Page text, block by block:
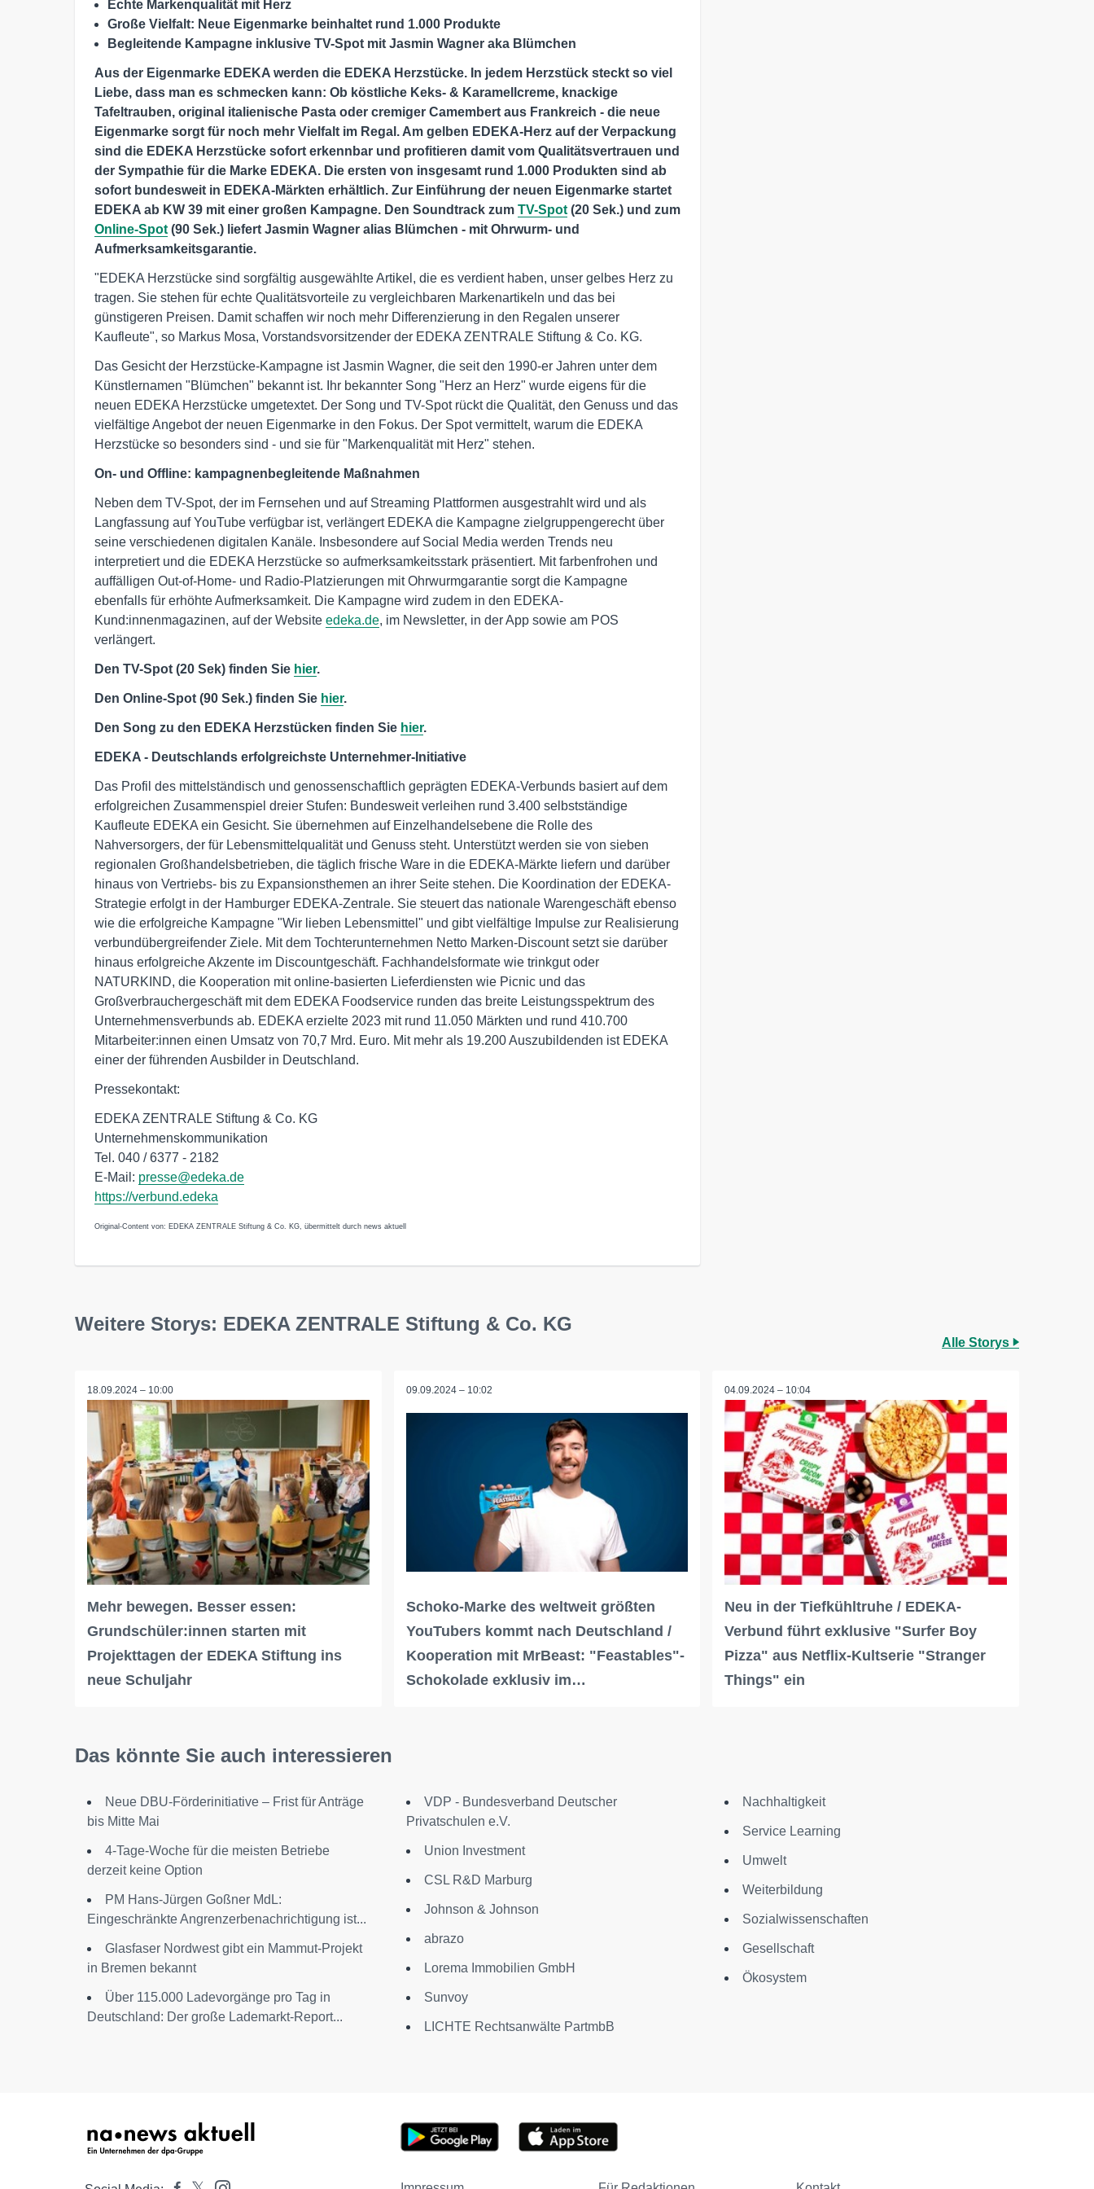
Echte Markenqualität mit Herz
Große Vielfalt: Neue Eigenmarke beinhaltet rund 1.000 Produkte
Begleitende Kampagne inklusive TV-Spot mit Jasmin Wagner aka Blümchen
Aus der Eigenmarke EDEKA werden die EDEKA Herzstücke. In jedem Herzstück steckt so viel
Liebe, dass man es schmecken kann: Ob köstliche Keks- & Karamellcreme, knackige
Tafeltrauben, original italienische Pasta oder cremiger Camembert aus Frankreich - die neue
Eigenmarke sorgt für noch mehr Vielfalt im Regal. Am gelben EDEKA-Herz auf der Verpackung
sind die EDEKA Herzstücke sofort erkennbar und profitieren damit vom Qualitätsvertrauen und
der Sympathie für die Marke EDEKA. Die ersten von insgesamt rund 1.000 Produkten sind ab
sofort bundesweit in EDEKA-Märkten erhältlich. Zur Einführung der neuen Eigenmarke startet
EDEKA ab KW 39 mit einer großen Kampagne. Den Soundtrack zum TV-Spot (20 Sek.) und zum
Online-Spot (90 Sek.) liefert Jasmin Wagner alias Blümchen - mit Ohrwurm- und
Aufmerksamkeitsgarantie.
"EDEKA Herzstücke sind sorgfältig ausgewählte Artikel, die es verdient haben, unser gelbes Herz zu
tragen. Sie stehen für echte Qualitätsvorteile zu vergleichbaren Markenartikeln und das bei
günstigeren Preisen. Damit schaffen wir noch mehr Differenzierung in den Regalen unserer
Kaufleute", so Markus Mosa, Vorstandsvorsitzender der EDEKA ZENTRALE Stiftung & Co. KG.
Das Gesicht der Herzstücke-Kampagne ist Jasmin Wagner, die seit den 1990-er Jahren unter dem
Künstlernamen "Blümchen" bekannt ist. Ihr bekannter Song "Herz an Herz" wurde eigens für die
neuen EDEKA Herzstücke umgetextet. Der Song und TV-Spot rückt die Qualität, den Genuss und das
vielfältige Angebot der neuen Eigenmarke in den Fokus. Der Spot vermittelt, warum die EDEKA
Herzstücke so besonders sind - und sie für "Markenqualität mit Herz" stehen.
On- und Offline: kampagnenbegleitende Maßnahmen
Neben dem TV-Spot, der im Fernsehen und auf Streaming Plattformen ausgestrahlt wird und als
Langfassung auf YouTube verfügbar ist, verlängert EDEKA die Kampagne zielgruppengerecht über
seine verschiedenen digitalen Kanäle. Insbesondere auf Social Media werden Trends neu
interpretiert und die EDEKA Herzstücke so aufmerksamkeitsstark präsentiert. Mit farbenfrohen und
auffälligen Out-of-Home- und Radio-Platzierungen mit Ohrwurmgarantie sorgt die Kampagne
ebenfalls für erhöhte Aufmerksamkeit. Die Kampagne wird zudem in den EDEKA-
Kund:innenmagazinen, auf der Website edeka.de, im Newsletter, in der App sowie am POS
verlängert.
Den TV-Spot (20 Sek) finden Sie hier.
Den Online-Spot (90 Sek.) finden Sie hier.
Den Song zu den EDEKA Herzstücken finden Sie hier.
EDEKA - Deutschlands erfolgreichste Unternehmer-Initiative
Das Profil des mittelständisch und genossenschaftlich geprägten EDEKA-Verbunds basiert auf dem
erfolgreichen Zusammenspiel dreier Stufen: Bundesweit verleihen rund 3.400 selbstständige
Kaufleute EDEKA ein Gesicht. Sie übernehmen auf Einzelhandelsebene die Rolle des
Nahversorgers, der für Lebensmittelqualität und Genuss steht. Unterstützt werden sie von sieben
regionalen Großhandelsbetrieben, die täglich frische Ware in die EDEKA-Märkte liefern und darüber
hinaus von Vertriebs- bis zu Expansionsthemen an ihrer Seite stehen. Die Koordination der EDEKA-
Strategie erfolgt in der Hamburger EDEKA-Zentrale. Sie steuert das nationale Warengeschäft ebenso
wie die erfolgreiche Kampagne "Wir lieben Lebensmittel" und gibt vielfältige Impulse zur Realisierung
verbundübergreifender Ziele. Mit dem Tochterunternehmen Netto Marken-Discount setzt sie darüber
hinaus erfolgreiche Akzente im Discountgeschäft. Fachhandelsformate wie trinkgut oder
NATURKIND, die Kooperation mit online-basierten Lieferdiensten wie Picnic und das
Großverbrauchergeschäft mit dem EDEKA Foodservice runden das breite Leistungsspektrum des
Unternehmensverbunds ab. EDEKA erzielte 2023 mit rund 11.050 Märkten und rund 410.700
Mitarbeiter:innen einen Umsatz von 70,7 Mrd. Euro. Mit mehr als 19.200 Auszubildenden ist EDEKA
einer der führenden Ausbilder in Deutschland.
Pressekontakt:
EDEKA ZENTRALE Stiftung & Co. KG
Unternehmenskommunikation
Tel. 040 / 6377 - 2182
E-Mail: presse@edeka.de
https://verbund.edeka
Original-Content von: EDEKA ZENTRALE Stiftung & Co. KG, übermittelt durch news aktuell
Weitere Storys: EDEKA ZENTRALE Stiftung & Co. KG
Alle Storys
18.09.2024 – 10:00
Mehr bewegen. Besser essen:
Grundschüler:innen starten mit
Projekttagen der EDEKA Stiftung ins
neue Schuljahr
09.09.2024 – 10:02
Schoko-Marke des weltweit größten
YouTubers kommt nach Deutschland /
Kooperation mit MrBeast: "Feastables"-
Schokolade exklusiv im…
04.09.2024 – 10:04
Neu in der Tiefkühltruhe / EDEKA-
Verbund führt exklusive "Surfer Boy
Pizza" aus Netflix-Kultserie "Stranger
Things" ein
Das könnte Sie auch interessieren
Neue DBU-Förderinitiative – Frist für Anträge
bis Mitte Mai
4-Tage-Woche für die meisten Betriebe
derzeit keine Option
PM Hans-Jürgen Goßner MdL:
Eingeschränkte Angrenzerbenachrichtigung ist...
Glasfaser Nordwest gibt ein Mammut-Projekt
in Bremen bekannt
Über 115.000 Ladevorgänge pro Tag in
Deutschland: Der große Lademarkt-Report...
VDP - Bundesverband Deutscher
Privatschulen e.V.
Union Investment
CSL R&D Marburg
Johnson & Johnson
abrazo
Lorema Immobilien GmbH
Sunvoy
LICHTE Rechtsanwälte PartmbB
Nachhaltigkeit
Service Learning
Umwelt
Weiterbildung
Sozialwissenschaften
Gesellschaft
Ökosystem